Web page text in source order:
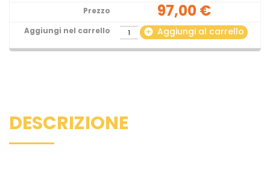
97,00 €
add_circle Aggiungi al carrello
DESCRIZIONE